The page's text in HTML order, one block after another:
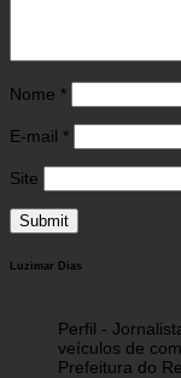
Nome *
E-mail *
Site
Luzimar Dias
Perfil -
veículos de
Prefeitura do